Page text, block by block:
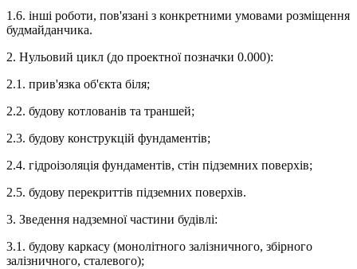
1.6. інші роботи, пов'язані з конкретними умовами розміщення
будмайданчика.
2. Нульовий цикл (до проектної позначки 0.000):
2.1. прив'язка об'єкта біля;
2.2. будову котлованів та траншей;
2.3. будову конструкцій фундаментів;
2.4. гідроізоляція фундаментів, стін підземних поверхів;
2.5. будову перекриттів підземних поверхів.
3. Зведення надземної частини будівлі:
3.1. будову каркасу (монолітного залізничного, збірного
залізничного, сталевого);